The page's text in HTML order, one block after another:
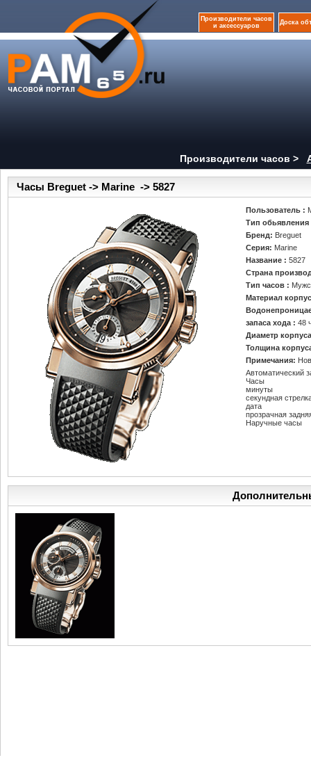
Производители часов
и аксессуаров
Доска
Производители часов >
Часы Breguet -> Marine -> 5827
Пользователь :
Тип
Бренд: Breguet
Серия: Marine
Название :5827
Страна
Тип часов :
Материал
запаса хода :48
Диаметр
Толщина
Примечания:
Автоматический
Часы
минуты
секундная
дата
прозрачная
Наручные часы